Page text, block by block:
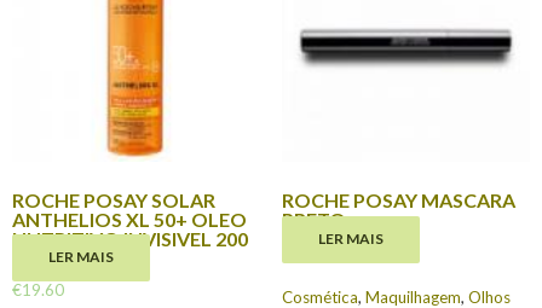
ROCHE POSAY SOLAR
ANTHELIOS XL 50+ OLEO
NUTRITIVO INVISIVEL 200
€19.60
LER MAIS
ROCHE POSAY MASCARA
PRETO
17.60
LER MAIS
Cosmética, Maquilhagem, Olhos